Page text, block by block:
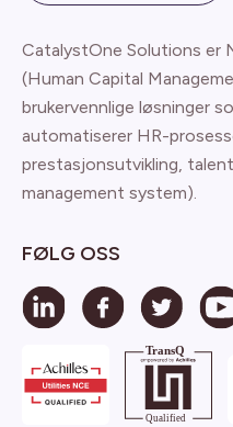
CatalystOne Solutions er
(Human Capital
brukervennlige løsninger
automatiserer HR-
prestasjonsutvikling,
management system).
FØLG OSS